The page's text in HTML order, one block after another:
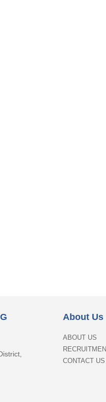
About Us
ABOUT US
CONTACT US